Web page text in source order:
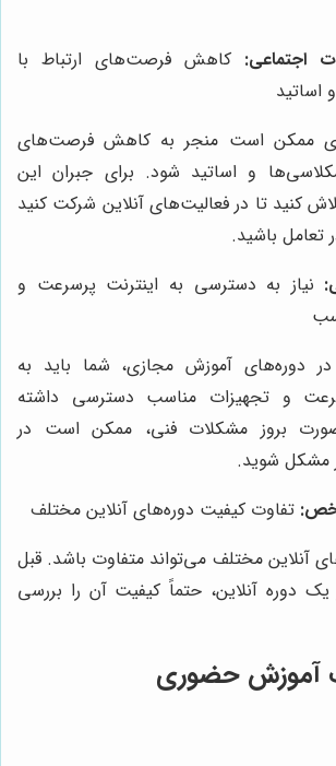
اجتماعی: کاهش فرصت‌های ارتباط با
اساتید
ممکن است منجر به کاهش فرصت‌های
و اساتید شود. برای جبران این
کنید تا در فعالیت‌های آنلاین شرکت کنید
تعامل باشید.
نیاز به دسترسی به اینترنت پرسرعت و
دوره‌های آموزش مجازی، شما باید به
و تجهیزات مناسب دسترسی داشته
بروز مشکلات فنی، ممکن است در
مشکل شوید.
تفاوت کیفیت دوره‌های آنلاین مختلف
آنلاین مختلف می‌تواند متفاوت باشد. قبل
یک دوره آنلاین، حتماً کیفیت آن را بررسی
آموزش حضوری